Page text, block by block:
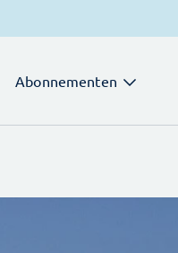
Abonnementen